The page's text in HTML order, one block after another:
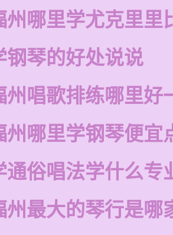
州哪里学尤克里里
钢琴的好处说说
州唱歌排练哪里好
州哪里学钢琴便宜
通俗唱法学什么专
州最大的琴行是哪